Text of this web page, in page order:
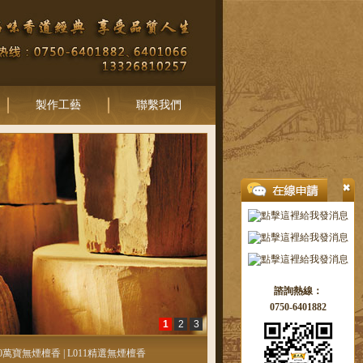
製作工藝 聯繫我們
1 2 3
萬寶無煙檀香 L011精選無煙檀香
諮詢熱線：
0750-6401882